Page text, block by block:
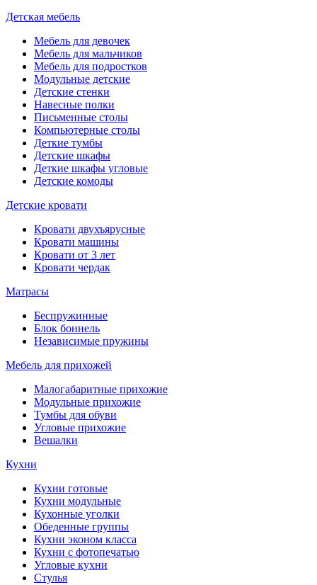
Детская мебель
Мебель для девочек
Мебель для мальчиков
Мебель для подростков
Модульные детские
Детские стенки
Навесные полки
Письменные столы
Компьютерные столы
Деткие тумбы
Детские шкафы
Деткие шкафы угловые
Детские комоды
Детские кровати
Кровати двухъярусные
Кровати машины
Кровати от 3 лет
Кровати чердак
Матрасы
Беспружинные
Блок боннель
Независимые пружины
Мебель для прихожей
Малогабаритные прихожие
Модульные прихожие
Тумбы для обуви
Угловые прихожие
Вешалки
Кухни
Кухни готовые
Кухни модульные
Кухонные уголки
Обеденные группы
Кухни эконом класса
Кухни с фотопечатью
Угловые кухни
Стулья